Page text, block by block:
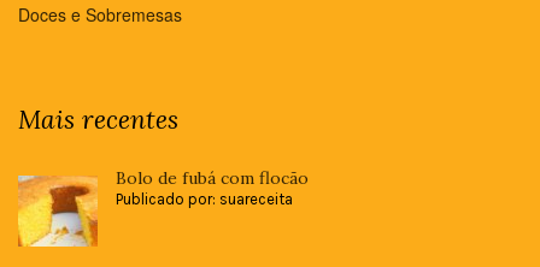
Doces e Sobremesas
Mais recentes
Bolo de fubá com flocão
Publicado por: suareceita